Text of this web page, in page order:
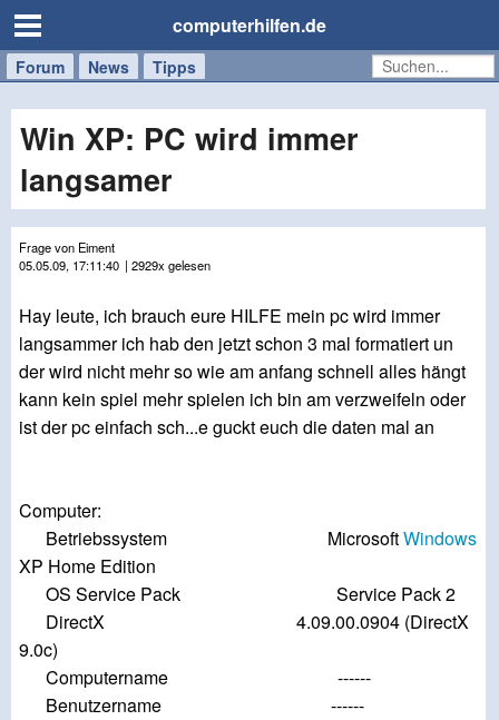
computerhilfen.de
Forum News Tipps
Handy
Tablet
Windows
Mac
Win XP: PC wird immer
langsamer
Frage von Eiment
05.05.09, 17:11:40 | 2929x gelesen
Hay leute, ich brauch eure HILFE mein pc wird immer
langsammer ich hab den jetzt schon 3 mal formatiert un
der wird nicht mehr so wie am anfang schnell alles hängt
kann kein spiel mehr spielen ich bin am verzweifeln oder
ist der pc einfach sch...e guckt euch die daten mal an
Computer:
Betriebssystem MicrosoftWindows
XP Home Edition
OS Service Pack Service Pack 2
DirectX 4.09.00.0904 (DirectX
9.0c)
Computername ------
Benutzername ------